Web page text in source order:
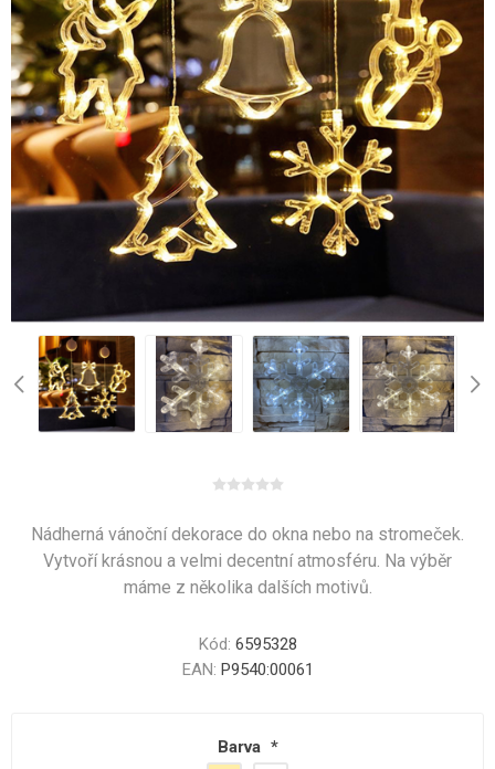
Nádherná vánoční dekorace do okna nebo na stromeček.
Vytvoří krásnou a velmi decentní atmosféru. Na výběr
máme z několika dalších motivů.
Kód: 6595328
EAN: P9540:00061
Barva *